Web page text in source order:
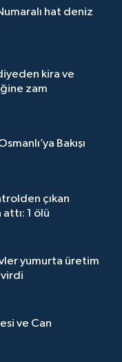
hat deniz
kira ve
zam
Bakışı
çıkan
1 ölü
yumurta üretim
ve Can